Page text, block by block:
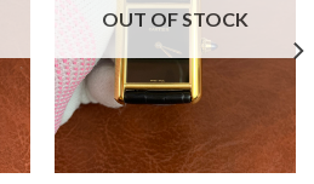
OUT OF STOCK